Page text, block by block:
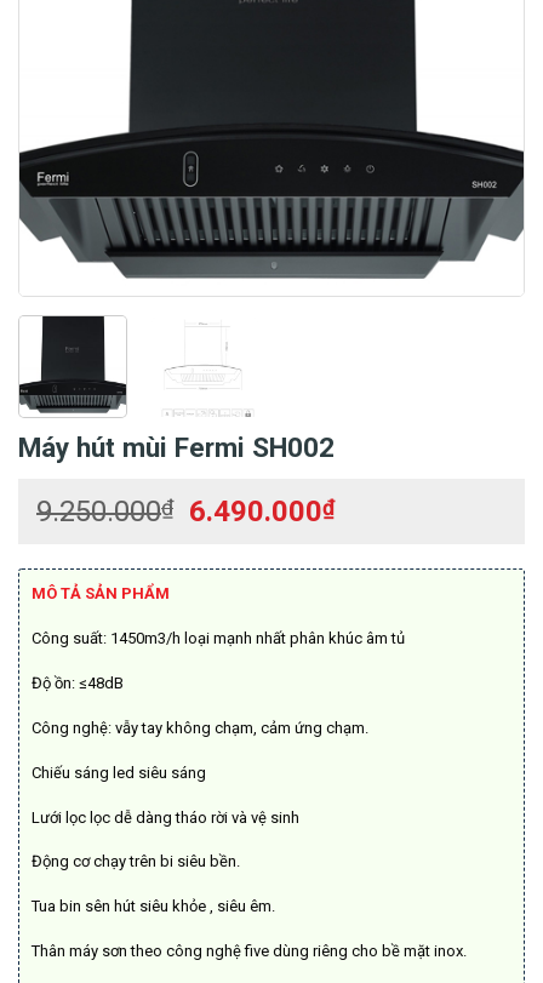
Máy hút mùi Fermi SH002
9.250.000₫
Giá
là:
6.490.000₫Giá
tại
6.490.000₫.
MÔ TẢ SẢN PHẨM
Công suất: 1450m3/h loại mạnh nhất phân khúc âm tủ
Độ ồn: ≤48dB
Công nghệ: vẫy tay không chạm, cảm ứng chạm.
Chiếu sáng led siêu sáng
Lưới lọc lọc dễ dàng tháo rời và vệ sinh
Động cơ chạy trên bi siêu bền.
Tua bin sên hút siêu khỏe , siêu êm.
Thân máy sơn theo công nghệ five dùng riêng cho bề mặt inox.